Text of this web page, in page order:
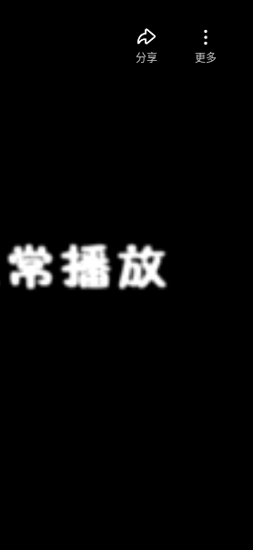
分享 更多